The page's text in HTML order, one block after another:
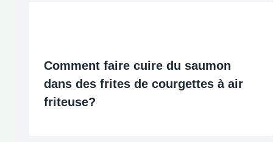
Comment faire cuire du saumon
dans des frites de courgettes à air
friteuse?